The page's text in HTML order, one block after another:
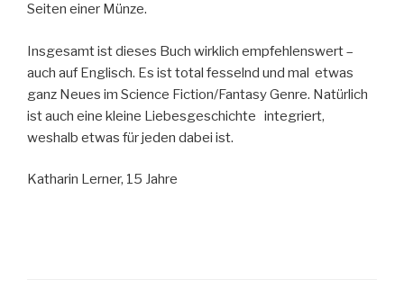
Seiten einer Münze.
Insgesamt ist dieses Buch wirklich empfehlenswert –
auch auf Englisch. Es ist total fesselnd und mal etwas
ganz Neues im Science Fiction/Fantasy Genre. Natürlich
ist auch eine kleine Liebesgeschichte integriert,
weshalb etwas für jeden dabei ist.
Katharin Lerner, 15 Jahre